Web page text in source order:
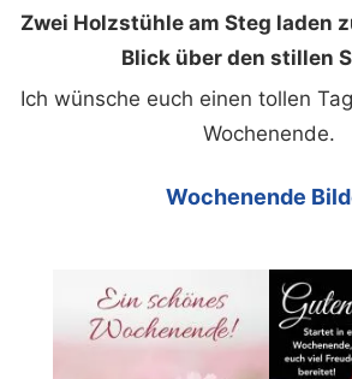
Zwei Holzstühle am Steg laden
Blick über den stillen
Ich wünsche euch einen tollen
Wochenende.
Wochenende